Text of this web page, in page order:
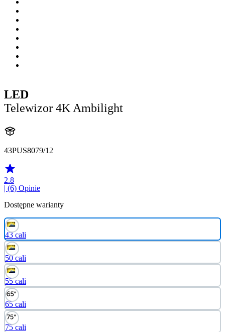
LED
Telewizor 4K Ambilight
43PUS8079/12
2.8
| (6) Opinie
Dostępne warianty
43 cali
50 cali
55 cali
65 cali
75 cali